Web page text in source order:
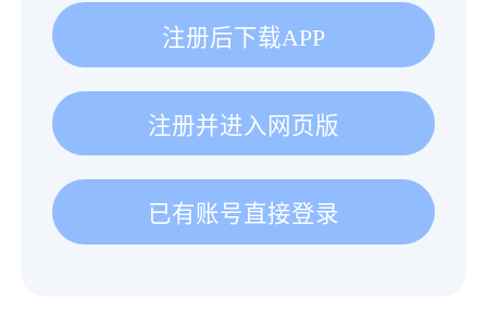
注册后下载APP
注册并进入网页版
已有账号直接登录